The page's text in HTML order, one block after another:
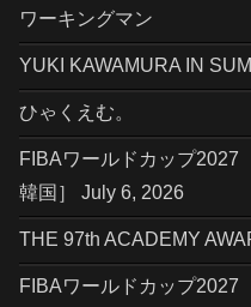
ワーキングマン
YUKI KAWAMURA IN
ひゃくえむ。
FIBAワールドカップ
韓国］ July 6, 2026
THE 97th ACADEMY
FIBAワールドカップ